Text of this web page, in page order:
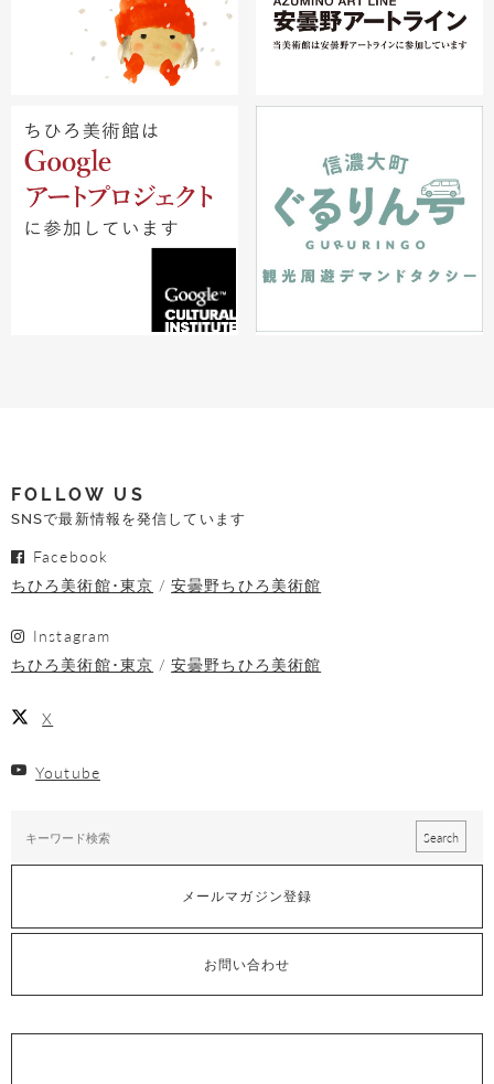
FOLLOW US
SNSで最新情報を発信しています
Facebook
ちひろ美術館･東京
安曇野ちひろ美術館
Instagram
ちひろ美術館･東京
安曇野ちひろ美術館
X
Youtube
メールマガジン登録
お問い合わせ